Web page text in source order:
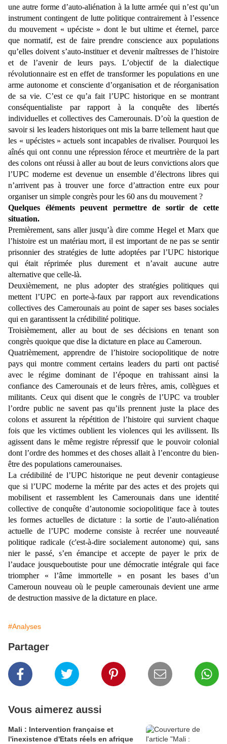
une autre forme d’auto-aliénation à la lutte armée qui n’est qu’un
instrument contingent de lutte politique contrairement à l’essence
du mouvement « upéciste » dont le but ultime et éternel, parce
que normatif, est de faire prendre conscience aux populations
qu’elles doivent s’auto-instituer et devenir maîtresses de l’histoire
et de l’avenir de leurs pays. L’objectif de la dialectique
révolutionnaire est en effet de transformer les populations en une
arme autonome et consciente d’organisation et de réorganisation
de sa vie. C’est ce qu’a fait l’UPC historique en se montrant
conséquentialiste par rapport à la conquête des libertés
individuelles et collectives des Camerounais. D’où la question de
savoir si les leaders historiques ont mis la barre tellement haut que
les « upécistes » actuels sont incapables de rivaliser. Pourquoi les
aînés qui ont connu une répression féroce et meurtrière de la part
des colons ont réussi à aller au bout de leurs convictions alors que
l’UPC moderne est devenue un ensemble d’électrons libres qui
n’arrivent pas à trouver une force d’attraction entre eux pour
organiser un simple congrès pour les 60 ans du mouvement ?
Quelques éléments peuvent permettre de sortir de cette
situation.
Premièrement, sans aller jusqu’à dire comme Hegel et Marx que
l’histoire est un matériau mort, il est important de ne pas se sentir
prisonnier des stratégies de lutte adoptées par l’UPC historique
qui était réprimée plus durement et n’avait aucune autre
alternative que celle-là.
Deuxièmement, ne plus adopter des stratégies politiques qui
mettent l’UPC en porte-à-faux par rapport aux revendications
collectives des Camerounais au point de saper ses bases sociales
qui en garantissent la crédibilité politique.
Troisièmement, aller au bout de ses décisions en tenant son
congrès quoique que dise la dictature en place au Cameroun.
Quatrièmement, apprendre de l’histoire sociopolitique de notre
pays qui montre comment certains leaders du parti ont pactisé
avec le régime dominant de l’époque en trahissant ainsi la
confiance des Camerounais et de leurs frères, amis, collègues et
militants. Ceux qui disent que le congrès de l’UPC va troubler
l’ordre public ne savent pas qu’ils prennent juste la place des
colons et assurent la répétition de l’histoire qui survient chaque
fois que les victimes oublient les violences qui les avilissent. Ils
agissent dans le même registre répressif que le pouvoir colonial
dont l’ordre des hommes et des choses allait à l’encontre du bien-
être des populations camerounaises.
La crédibilité de l’UPC historique ne peut devenir contagieuse
que si l’UPC moderne la mérite par des actes et des projets qui
mobilisent et rassemblent les Camerounais dans une identité
collective de conquête d’autonomie sociopolitique face à toutes
les formes actuelles de dictature : la sortie de l’auto-aliénation
actuelle de l’UPC moderne consiste à recréer une nouveauté
politique radicale (c'est-à-dire socialement autonome) qui, sans
nier le passé, s’en émancipe et accepte de payer le prix de
l’audace jousqueboutiste pour une démocratie intégrale qui face
triompher « l’âme immortelle » en posant les bases d’un
Cameroun nouveau où le peuple camerounais devient une arme
de destruction massive de la dictature en place.
#Analyses
Partager
Vous aimerez aussi
Mali : Intervention française et
l'inexistence d'Etats réels en afrique